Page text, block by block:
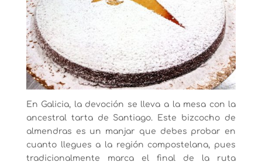
En Galicia, la devoción se lleva a la mesa con la
ancestral tarta de Santiago. Este bizcocho de
almendras es un manjar que debes probar en
cuanto llegues a la región compostelana, pues
tradicionalmente marca el final de la ruta